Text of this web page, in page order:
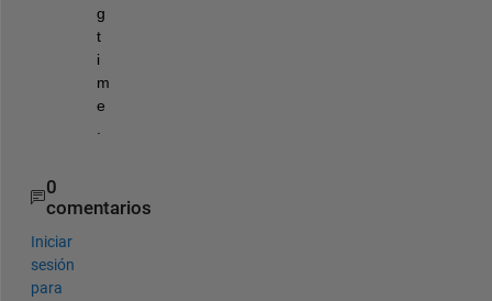
g
t
i
m
e
0
comentarios
Iniciar
sesión
para